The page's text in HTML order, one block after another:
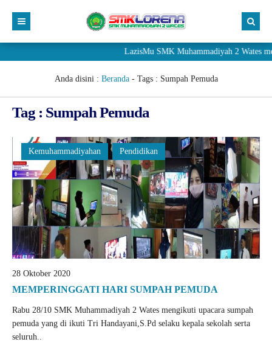
LazisMu SMK Muhammadiyah 2 Wates
Anda disini : Beranda- Tags : Sumpah Pemuda
Tag : Sumpah Pemuda
Kemuhammadiyahan Pendidikan
28 Oktober 2020
MEMPERINGGATI HARI SUMPAH PEMUDA
Rabu 28/10 SMK Muhammadiyah 2 Wates mengikuti upacara sumpah
pemuda yang di ikuti Tri Handayani,S.Pd selaku kepala sekolah serta
seluruh..